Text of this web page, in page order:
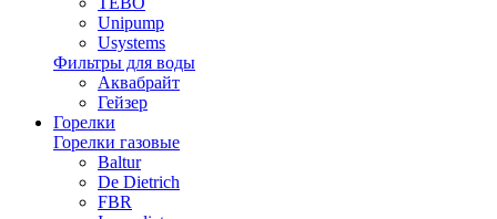
Unipump
Usystems
Фильтры для воды
Аквабрайт
Гейзер
Горелки
Горелки газовые
Baltur
De Dietrich
FBR